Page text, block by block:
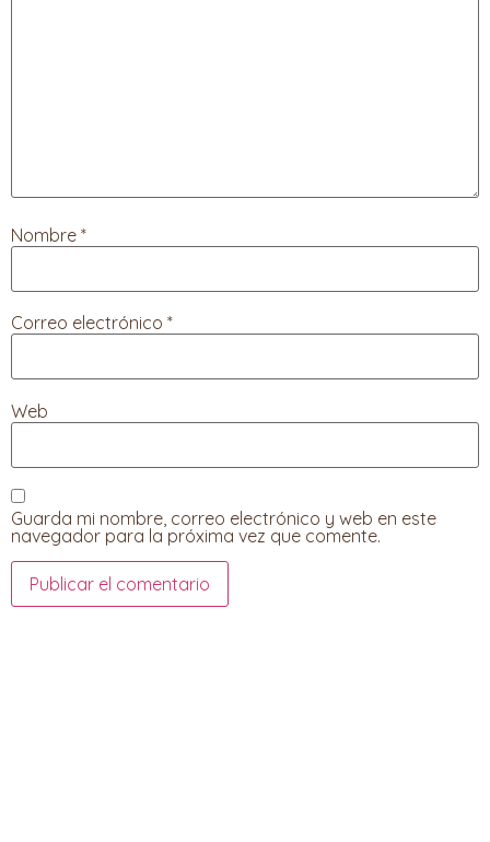
Nombre *
Correo electrónico *
Web
Guarda mi nombre, correo electrónico y web en este
navegador para la próxima vez que comente.